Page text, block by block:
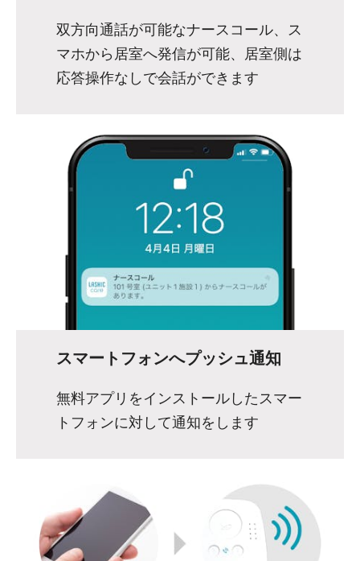
双方向通話が可能なナースコール、ス
マホから居室へ発信が可能、居室側は
応答操作なしで会話ができます
スマートフォンへプッシュ通知
無料アプリをインストールしたスマー
トフォンに対して通知をします